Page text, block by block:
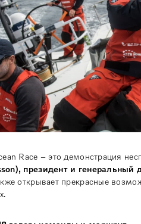
Race – это демонстрация
президент и генеральный
открывает прекрасные